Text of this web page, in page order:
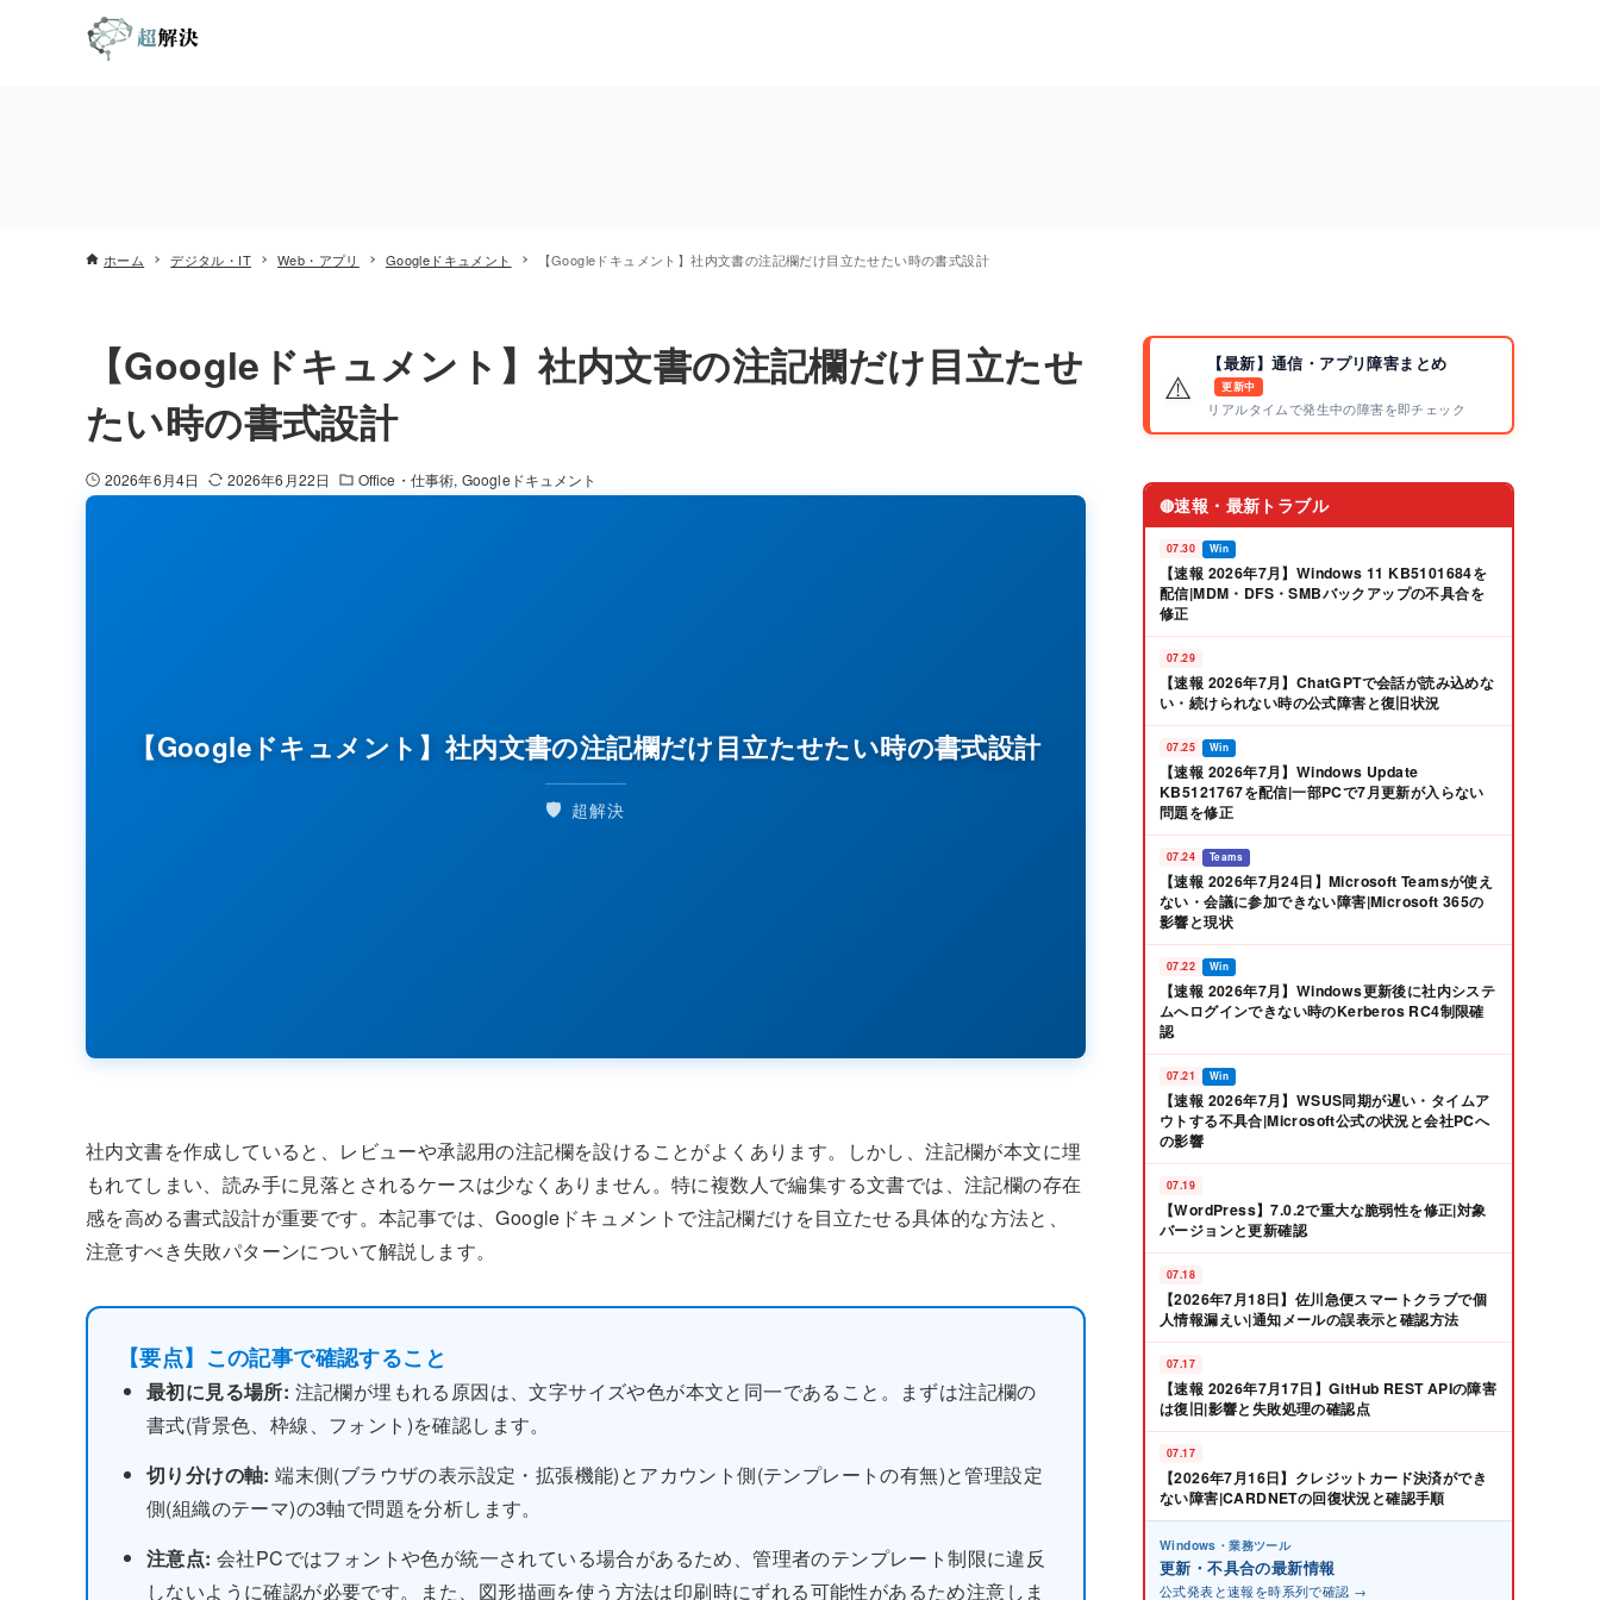
ホーム デジタル・IT Web・アプリ Googleドキュメント 【Googleドキュメント】社内文書の注記欄だけ目立たせたい時の書式設計
【Googleドキュメント】社内文書の注記欄だけ目立たせ
たい時の書式設計
2026年6月4日 2026年6月22日 Office・仕事術 Googleドキュメント
【Googleドキュメント】社内文書の注記欄だけ目立たせたい時の書式設計
🛡️ 超解決
社内文書を作成していると、レビューや承認用の注記欄を設けることがよくあります。しかし、注記欄が本文に埋
もれてしまい、読み手に見落とされるケースは少なくありません。特に複数人で編集する文書では、注記欄の存在
感を高める書式設計が重要です。本記事では、Googleドキュメントで注記欄だけを目立たせる具体的な方法と、
注意すべき失敗パターンについて解説します。
【要点】この記事で確認すること
最初に見る場所: 注記欄が埋もれる原因は、文字サイズや色が本文と同一であること。まずは注記欄の
書式(背景色、枠線、フォント)を確認します。
切り分けの軸: 端末側(ブラウザの表示設定・拡張機能)とアカウント側(テンプレートの有無)と管理設定
側(組織のテーマ)の3軸で問題を分析します。
注意点: 会社PCではフォントや色が統一されている場合があるため、管理者のテンプレート制限に違反
しないように確認が必要です。また、図形描画を使う方法は印刷時にずれる可能性があるため注意しま
⚠️ 【最新】通信・アプリ障害まとめ
更新中
リアルタイムで発生中の障害を即チェック
🔴速報・最新トラブル
07.30 Win
【速報 2026年7月】Windows 11 KB5101684を
配信|MDM・DFS・SMBバックアップの不具合を
修正
07.29
【速報 2026年7月】ChatGPTで会話が読み込めな
い・続けられない時の公式障害と復旧状況
07.25 Win
【速報 2026年7月】Windows Update
KB5121767を配信|一部PCで7月更新が入らない
問題を修正
07.24 Teams
【速報 2026年7月24日】Microsoft Teamsが使え
ない・会議に参加できない障害|Microsoft 365の
影響と現状
07.22 Win
【速報 2026年7月】Windows更新後に社内システ
ムへログインできない時のKerberos RC4制限確
認
07.21 Win
【速報 2026年7月】WSUS同期が遅い・タイムア
ウトする不具合|Microsoft公式の状況と会社PCへ
の影響
07.19
【WordPress】7.0.2で重大な脆弱性を修正|対象
バージョンと更新確認
07.18
【2026年7月18日】佐川急便スマートクラブで個
人情報漏えい|通知メールの誤表示と確認方法
07.17
【速報 2026年7月17日】GitHub REST APIの障害
は復旧|影響と失敗処理の確認点
07.17
【2026年7月16日】クレジットカード決済ができ
ない障害|CARDNETの回復状況と確認手順
Windows・業務ツール
更新・不具合の最新情報
公式発表と速報を時系列で確認 →